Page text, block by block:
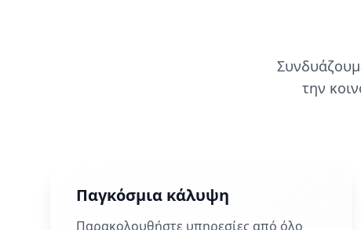
την
Παγκόσμια κάλυψη
Παρακολουθήστε υπηρεσίες από όλο